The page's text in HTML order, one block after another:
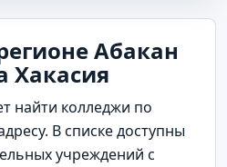
Абакан
Хакасия
найти колледжи по
В списке доступны
учреждений с